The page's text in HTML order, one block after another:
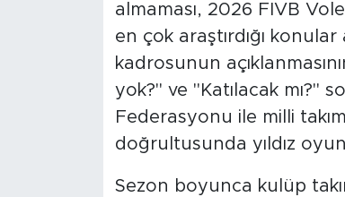
almaması, 2026 FIVB
en çok araştırdığı
kadrosunun
yok?" ve "Katılacak mı?"
Federasyonu ile milli
doğrultusunda yıldız
Sezon boyunca kulüp